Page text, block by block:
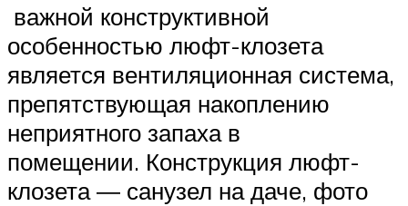
важной конструктивной
особенностью люфт-клозета
является вентиляционная система,
препятствующая накоплению
неприятного запаха в
помещении. Конструкция люфт-
клозета ― санузел на даче, фото